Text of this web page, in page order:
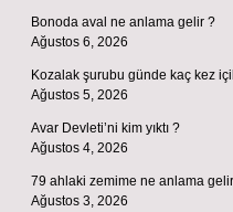
Bonoda aval ne anlama gelir ?
Ağustos 6, 2026
Kozalak şurubu günde kaç kez
Ağustos 5, 2026
Avar Devleti’ni kim yıktı ?
Ağustos 4, 2026
79 ahlaki zemime ne anlama
Ağustos 3, 2026